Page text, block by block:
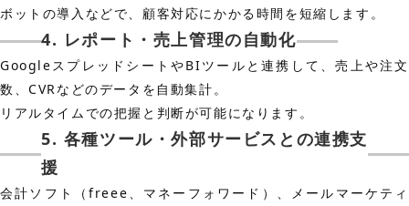
ボットの導入などで、顧客対応にかかる時間を短縮します。
4. レポート・売上管理の自動化
GoogleスプレッドシートやBIツールと連携して、売上や注文
数、CVRなどのデータを自動集計。
リアルタイムでの把握と判断が可能になります。
5. 各種ツール・外部サービスとの連携支
援
会計ソフト（freee、マネーフォワード）、メールマーケティ